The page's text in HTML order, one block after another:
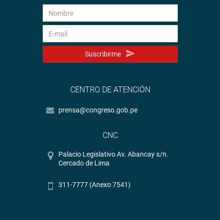
Suscribirme
CENTRO DE ATENCIÓN
prensa@congreso.gob.pe
CNC
Palacio Legislativo Av. Abancay s/n.
Cercado de Lima
311-7777 (Anexo 7541)